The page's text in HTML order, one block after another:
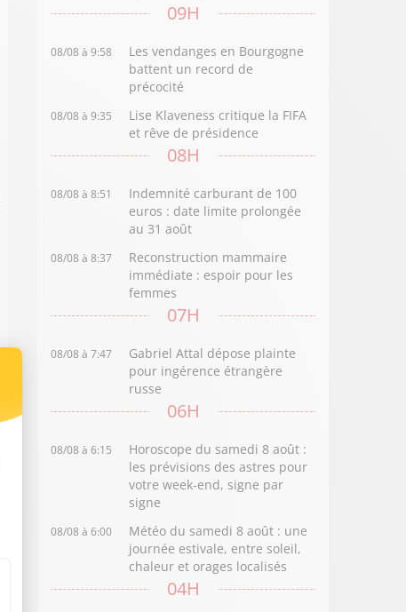
09H
08/08 à 9:58
Les vendanges en Bourgogne
battent un record de
précocité
08/08 à 9:35
Lise Klaveness critique la FIFA
et rêve de présidence
08H
08/08 à 8:51
Indemnité carburant de 100
euros : date limite prolongée
au 31 août
08/08 à 8:37
Reconstruction mammaire
immédiate : espoir pour les
femmes
07H
08/08 à 7:47
Gabriel Attal dépose plainte
pour ingérence étrangère
russe
06H
08/08 à 6:15
Horoscope du samedi 8 août :
les prévisions des astres pour
votre week-end, signe par
signe
08/08 à 6:00
Météo du samedi 8 août : une
journée estivale, entre soleil,
chaleur et orages localisés
04H